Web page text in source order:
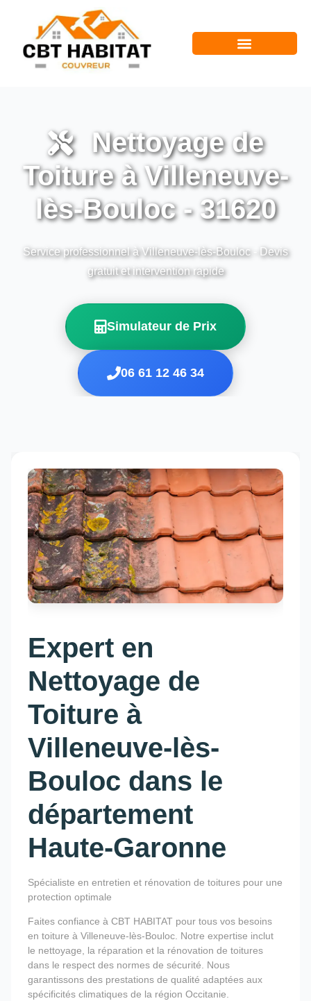
Nettoyage de
Toiture à Villeneuve-
lès-Bouloc - 31620
Service professionnel à Villeneuve-lès-Bouloc - Devis
gratuit et intervention rapide
Simulateur de Prix
06 61 12 46 34
Expert en
Nettoyage de
Toiture à
Villeneuve-lès-
Bouloc dans le
département
Haute-Garonne
Spécialiste en entretien et rénovation de toitures pour une
protection optimale
Faites confiance à CBT HABITAT pour tous vos besoins
en toiture à Villeneuve-lès-Bouloc. Notre expertise inclut
le nettoyage, la réparation et la rénovation de toitures
dans le respect des normes de sécurité. Nous
garantissons des prestations de qualité adaptées aux
spécificités climatiques de la région Occitanie.